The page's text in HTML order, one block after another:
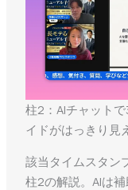
柱2：AIチャット
イドがはっきり見
該当タイムスタン
柱2の解説。AIは